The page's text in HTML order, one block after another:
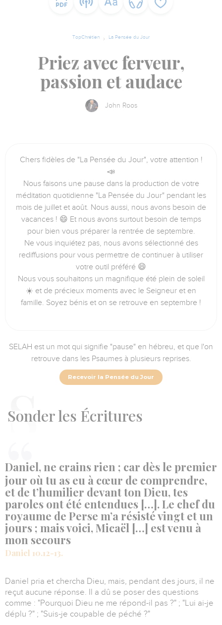
TopChrétien La Pensée du Jour
Priez avec ferveur,
passion et audace
John Roos
Chers fidèles de "La Pensée du Jour", votre attention !
📣
Nous faisons une pause dans la production de votre
méditation quotidienne "La Pensée du Jour" pendant les
mois de juillet et août. Nous aussi, nous avons besoin de
vacances ! 😄 Et nous avons surtout besoin de temps
pour bien vous préparer la rentrée de septembre.
Ne vous inquiétez pas, nous avons sélectionné des
rediffusions pour vous permettre de continuer à utiliser
votre outil préféré 😄
Nous vous souhaitons un magnifique été plein de soleil
☀️ et de précieux moments avec le Seigneur et en
famille. Soyez bénis et on se retrouve en septembre !
SELAH est un mot qui signifie "pause" en hébreu, et que l'on
retrouve dans les Psaumes à plusieurs reprises.
Recevoir la Pensée du Jour
Sonder les Écritures
Daniel, ne crains rien ; car dès le premier
jour où tu as eu à cœur de comprendre,
et de t’humilier devant ton Dieu, tes
paroles ont été entendues […]. Le chef du
royaume de Perse m’a résisté vingt et un
jours ; mais voici, Micaël […] est venu à
mon secours
Daniel 10.12-13.
Daniel pria et chercha Dieu, mais, pendant des jours, il ne
reçut aucune réponse. Il a dû se poser des questions
comme : "Pourquoi Dieu ne me répond-il pas ?" ; "Lui ai-je
déplu ?" ; "Suis-je coupable de péché ?"